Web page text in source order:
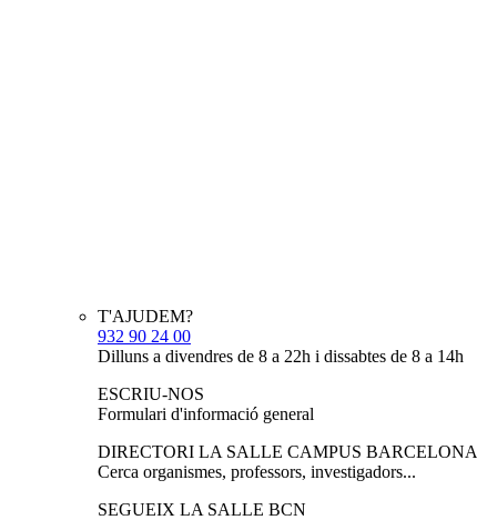
T'AJUDEM?
932 90 24 00
Dilluns a divendres de 8 a 22h i dissabtes de 8 a 14h
ESCRIU-NOS
Formulari d'informació general
DIRECTORI LA SALLE CAMPUS BARCELONA
Cerca organismes, professors, investigadors...
SEGUEIX LA SALLE BCN